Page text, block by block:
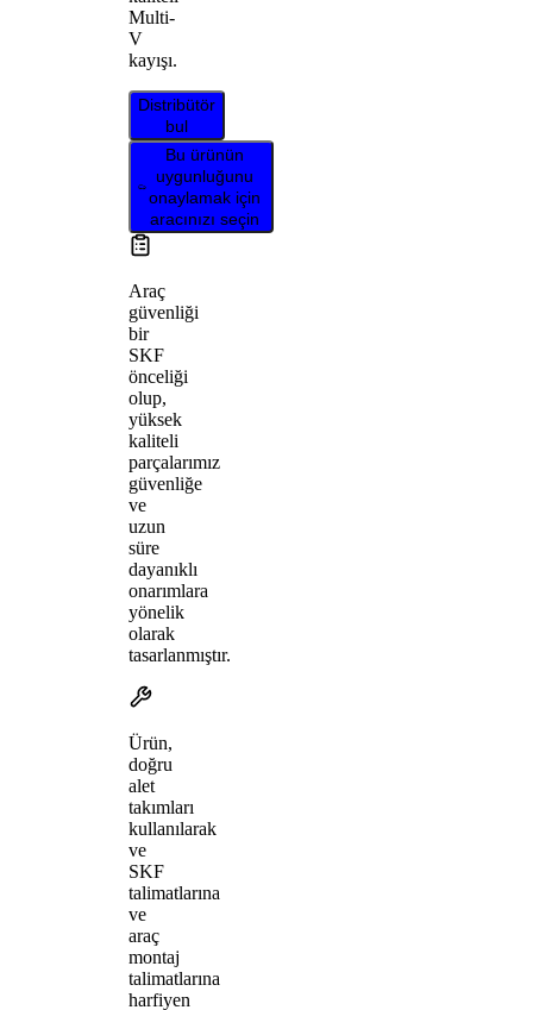
Multi-
V
kayışı.
Distribütör
bul
Bu ürünün
uygunluğunu
onaylamak için
aracınızı seçin
Araç
güvenliği
bir
SKF
önceliği
olup,
yüksek
kaliteli
parçalarımız
güvenliğe
ve
uzun
süre
dayanıklı
onarımlara
yönelik
olarak
tasarlanmıştır.
Ürün,
doğru
alet
takımları
kullanılarak
ve
SKF
talimatlarına
ve
araç
montaj
talimatlarına
harfiyen